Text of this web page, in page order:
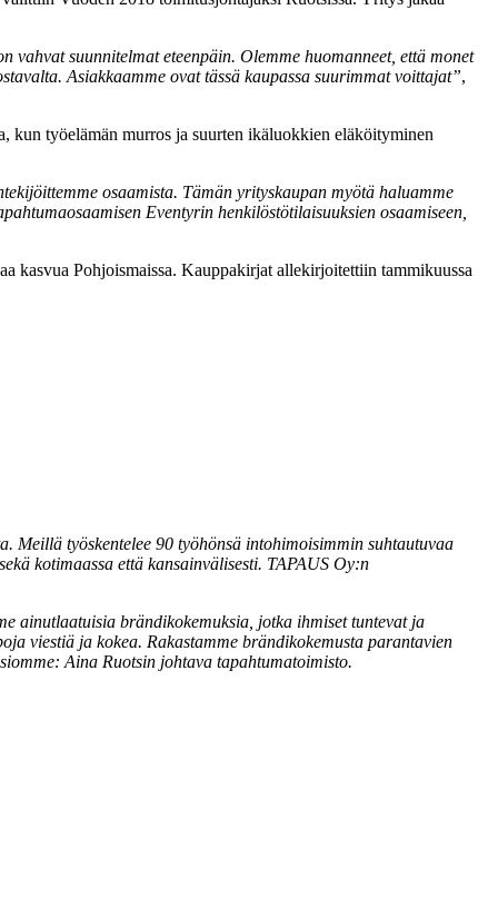
suunnitelmat eteenpäin. Olemme huomanneet, että monet
Asiakkaamme ovat tässä kaupassa suurimmat voittajat”,
kun työelämän murros ja suurten ikäluokkien eläköityminen
osaamista. Tämän yrityskaupan myötä haluamme
Eventyrin henkilöstötilaisuuksien osaamiseen,
kasvua Pohjoismaissa. Kauppakirjat allekirjoitettiin tammikuussa
Meillä työskentelee 90 työhönsä intohimoisimmin suhtautuvaa
kotimaassa että kansainvälisesti. TAPAUS Oy:n
ainutlaatuisia brändikokemuksia, jotka ihmiset tuntevat ja
viestiä ja kokea. Rakastamme brändikokemusta parantavien
Aina Ruotsin johtava tapahtumatoimisto.